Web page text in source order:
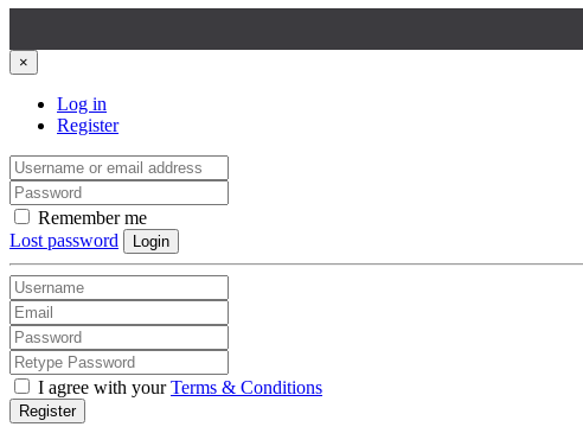
×
Log in
Register
Remember me
Lost password
Login
I agree with yourTerms & Conditions
Register